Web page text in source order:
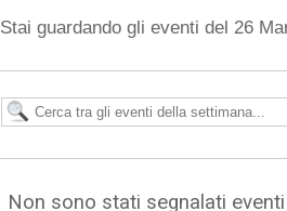
Stai guardando gli eventi del 26
Non sono stati segnalati